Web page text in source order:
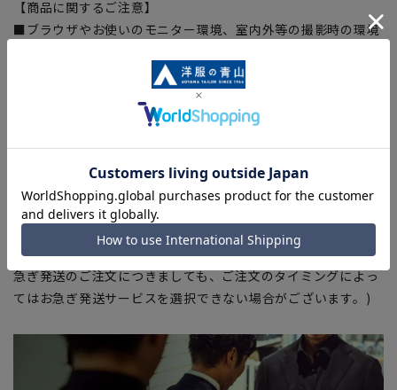
【商品に関するご注意】
■ブラウザやお使いのモニター環境、室内外等の撮影時の環境
■平置き・メジャーでの採寸の為、素材や仕様等により実際の
商品とサイズ表に若干の誤差が生じる場合がございます。予め
■店舗や各モールサイトと商品在庫を共有しております関係
上、ご注文いただいたタイミングにより欠品が発生し、ご注文
を完了できない場合がございます。予めご了承ください。(お
急ぎ発送のご注文につきましても、ご注文のタイミングによっ
てはお急ぎ発送サービスを選択できない場合がございます。)